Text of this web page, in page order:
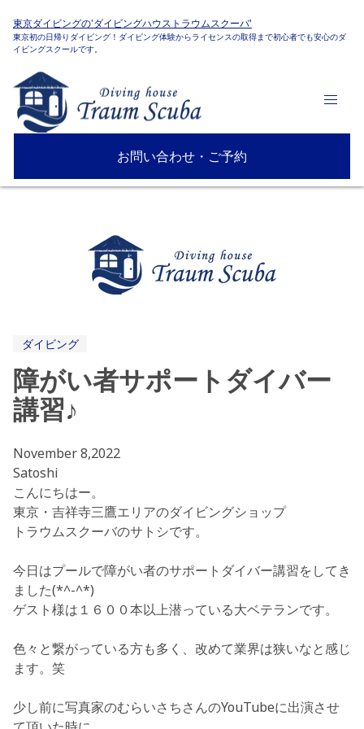
東京ダイビングの'ダイビングハウストラウムスクーバ'
東京初の日帰りダイビング！ダイビング体験からライセンスの取得まで初心者でも安心のダ
イビングスクールです。
お問い合わせ・ご予約
ダイビング
障がい者サポートダイバー
講習♪
November 8,2022
Satoshi
こんにちはー。
東京・吉祥寺三鷹エリアのダイビングショップ
トラウムスクーバのサトシです。
今日はプールで障がい者のサポートダイバー講習をしてき
ました(*^-^*)
ゲスト様は１６００本以上潜っている大ベテランです。
色々と繋がっている方も多く、改めて業界は狭いなと感じ
ます。笑
少し前に写真家のむらいさちさんのYouTubeに出演させ